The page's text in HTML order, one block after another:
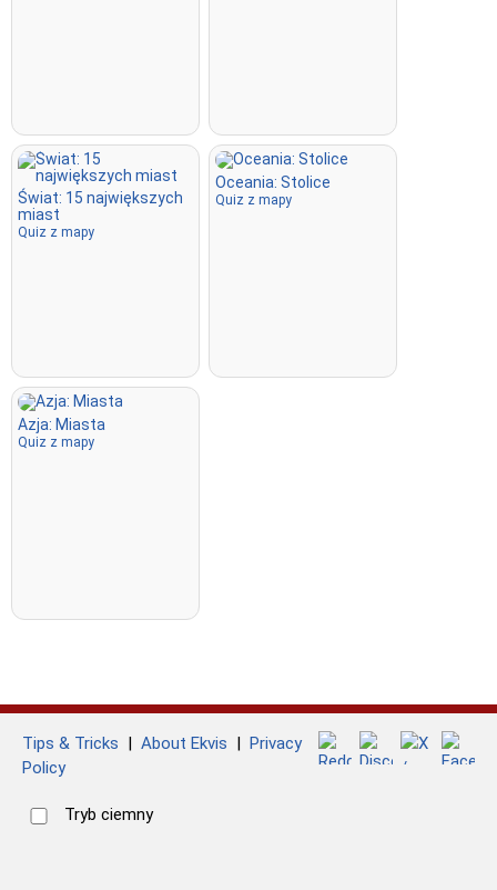
Świat: 15 największych
miast
Quiz z mapy
Oceania: Stolice
Quiz z mapy
Azja: Miasta
Quiz z mapy
Tips & Tricks | About Ekvis | Privacy
Policy
Tryb ciemny